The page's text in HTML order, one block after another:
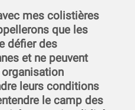
mes colistières
que les
défier des
et ne peuvent
leurs conditions
le camp des